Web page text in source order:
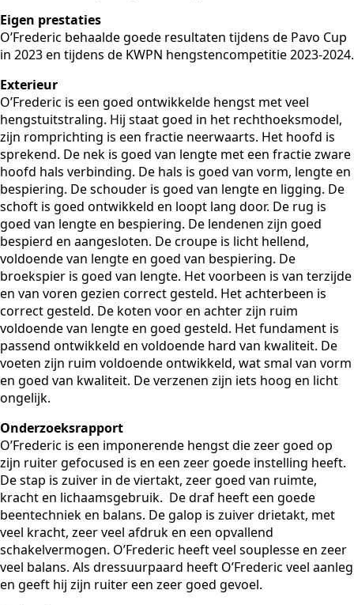
Eigen prestaties
O’Frederic behaalde goede resultaten tijdens de Pavo Cup
in 2023 en tijdens de KWPN hengstencompetitie 2023-2024.
Exterieur
O’Frederic is een goed ontwikkelde hengst met veel
hengstuitstraling. Hij staat goed in het rechthoeksmodel,
zijn romprichting is een fractie neerwaarts. Het hoofd is
sprekend. De nek is goed van lengte met een fractie zware
hoofd hals verbinding. De hals is goed van vorm, lengte en
bespiering. De schouder is goed van lengte en ligging. De
schoft is goed ontwikkeld en loopt lang door. De rug is
goed van lengte en bespiering. De lendenen zijn goed
bespierd en aangesloten. De croupe is licht hellend,
voldoende van lengte en goed van bespiering. De
broekspier is goed van lengte. Het voorbeen is van terzijde
en van voren gezien correct gesteld. Het achterbeen is
correct gesteld. De koten voor en achter zijn ruim
voldoende van lengte en goed gesteld. Het fundament is
passend ontwikkeld en voldoende hard van kwaliteit. De
voeten zijn ruim voldoende ontwikkeld, wat smal van vorm
en goed van kwaliteit. De verzenen zijn iets hoog en licht
ongelijk.
Onderzoeksrapport
O’Frederic is een imponerende hengst die zeer goed op
zijn ruiter gefocused is en een zeer goede instelling heeft.
De stap is zuiver in de viertakt, zeer goed van ruimte,
kracht en lichaamsgebruik. De draf heeft een goede
beentechniek en balans. De galop is zuiver drietakt, met
veel kracht, zeer veel afdruk en een opvallend
schakelvermogen. O’Frederic heeft veel souplesse en zeer
veel balans. Als dressuurpaard heeft O’Frederic veel aanleg
en geeft hij zijn ruiter een zeer goed gevoel.